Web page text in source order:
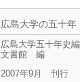
広島大学の五十年
広島大学五十年史
文書館 編
2007年9月 刊行